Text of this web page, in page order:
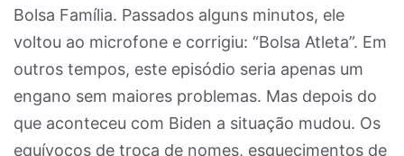
Bolsa Família. Passados alguns minutos, ele
voltou ao microfone e corrigiu: “Bolsa Atleta”. Em
outros tempos, este episódio seria apenas um
engano sem maiores problemas. Mas depois do
que aconteceu com Biden a situação mudou. Os
equívocos de troca de nomes, esquecimentos de